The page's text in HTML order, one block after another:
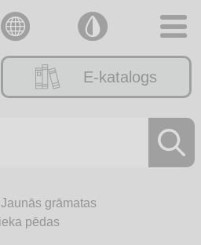
E-katalogs
Jaunās grāmatas
pēdas